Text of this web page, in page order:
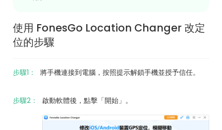
使用 FonesGo Location Changer 改定
位的步驟
步驟1： 將手機連接到電腦，按照提示解鎖手機並授予信任。
步驟2： 啟動軟體後，點擊「開始」。